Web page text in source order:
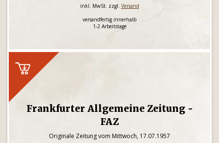
inkl. MwSt. zzgl. Versand
versandfertig innerhalb
1-2 Arbeitstage
Frankfurter Allgemeine Zeitung -
FAZ
Originale Zeitung vom Mittwoch, 17.07.1957